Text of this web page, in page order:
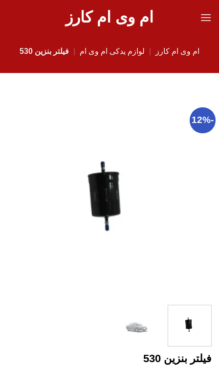
ام وی ام کارز
ام وی ام کارز لوازم یدکی ام وی ام فیلتر بنزین 530
-12%
فیلتر بنزین 530